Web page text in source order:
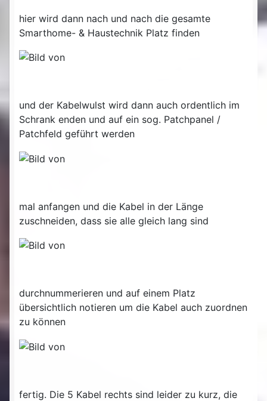
hier wird dann nach und nach die gesamte
Smarthome- & Haustechnik Platz finden
und der Kabelwulst wird dann auch ordentlich im
Schrank enden und auf ein sog. Patchpanel /
Patchfeld geführt werden
mal anfangen und die Kabel in der Länge
zuschneiden, dass sie alle gleich lang sind
durchnummerieren und auf einem Platz
übersichtlich notieren um die Kabel auch zuordnen
zu können
fertig. Die 5 Kabel rechts sind leider zu kurz, die